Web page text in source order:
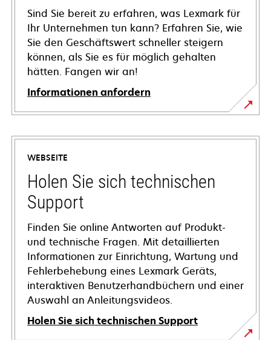
Sind Sie bereit zu erfahren, was Lexmark für
Ihr Unternehmen tun kann? Erfahren Sie, wie
Sie den Geschäftswert schneller steigern
können, als Sie es für möglich gehalten
hätten. Fangen wir an!
Informationen anfordern
WEBSEITE
Holen Sie sich technischen
Support
Finden Sie online Antworten auf Produkt-
und technische Fragen. Mit detaillierten
Informationen zur Einrichtung, Wartung und
Fehlerbehebung eines Lexmark Geräts,
interaktiven Benutzerhandbüchern und einer
Auswahl an Anleitungsvideos.
Holen Sie sich technischen Support